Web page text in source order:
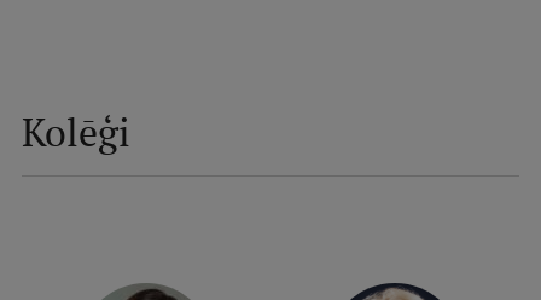
Praktiska informācija
Kolēģi